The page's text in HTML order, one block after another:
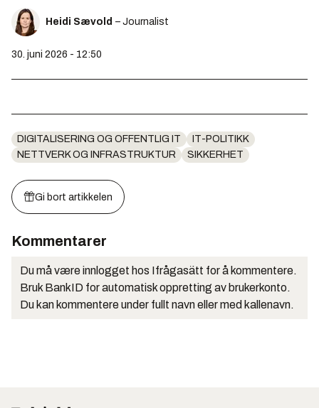
Heidi Sævold – Journalist
30. juni 2026 - 12:50
DIGITALISERING OG OFFENTLIG IT
IT-POLITIKK
NETTVERK OG INFRASTRUKTUR
SIKKERHET
Gi bort artikkelen
Kommentarer
Du må være innlogget hos Ifrågasätt for å kommentere.
Bruk BankID for automatisk oppretting av brukerkonto.
Du kan kommentere under fullt navn eller med kallenavn.